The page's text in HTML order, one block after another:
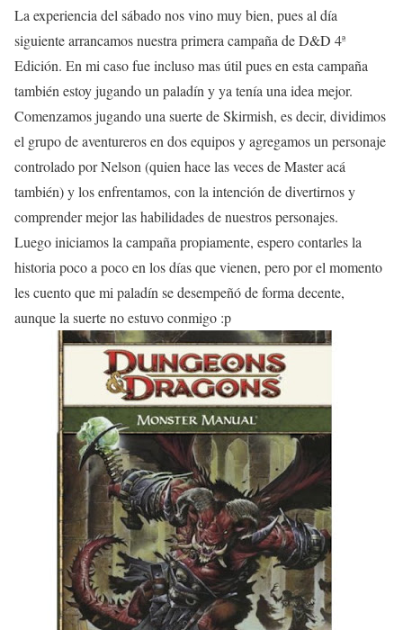
La experiencia del sábado nos vino muy bien, pues al día
siguiente arrancamos nuestra primera campaña de D&D 4ª
Edición. En mi caso fue incluso mas útil pues en esta campaña
también estoy jugando un paladín y ya tenía una idea mejor.
Comenzamos jugando una suerte de Skirmish, es decir, dividimos
el grupo de aventureros en dos equipos y agregamos un personaje
controlado por Nelson (quien hace las veces de Master acá
también) y los enfrentamos, con la intención de divertirnos y
comprender mejor las habilidades de nuestros personajes.
Luego iniciamos la campaña propiamente, espero contarles la
historia poco a poco en los días que vienen, pero por el momento
les cuento que mi paladín se desempeñó de forma decente,
aunque la suerte no estuvo conmigo :p